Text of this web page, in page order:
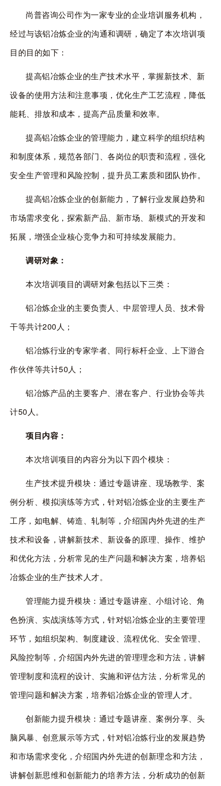
尚普咨询公司作为一家专业的企业培训服务机构，
经过与该铝冶炼企业的沟通和调研，确定了本次培训项
目的目的如下：
提高铝冶炼企业的生产技术水平，掌握新技术、新
设备的使用方法和注意事项，优化生产工艺流程，降低
能耗、排放和成本，提高产品质量和效率。
提高铝冶炼企业的管理能力，建立科学的组织结构
和制度体系，规范各部门、各岗位的职责和流程，强化
安全生产管理和风险控制，提升员工素质和团队协作。
提高铝冶炼企业的创新能力，了解行业发展趋势和
市场需求变化，探索新产品、新市场、新模式的开发和
拓展，增强企业核心竞争力和可持续发展能力。
调研对象：
本次培训项目的调研对象包括以下三类：
铝冶炼企业的主要负责人、中层管理人员、技术骨
干等共计200人；
铝冶炼行业的专家学者、同行标杆企业、上下游合
作伙伴等共计50人；
铝冶炼产品的主要客户、潜在客户、行业协会等共
计50人。
项目内容：
本次培训项目的内容分为以下四个模块：
生产技术提升模块：通过专题讲座、现场教学、案
例分析、模拟演练等方式，针对铝冶炼企业的主要生产
工序，如电解、铸造、轧制等，介绍国内外先进的生产
技术和设备，讲解新技术、新设备的原理、操作、维护
和优化方法，分析常见的生产问题和解决方案，培养铝
冶炼企业的生产技术人才。
管理能力提升模块：通过专题讲座、小组讨论、角
色扮演、实战演练等方式，针对铝冶炼企业的主要管理
环节，如组织架构、制度建设、流程优化、安全管理、
风险控制等，介绍国内外先进的管理理念和方法，讲解
管理制度和流程的设计、实施和评估方法，分析常见的
管理问题和解决方案，培养铝冶炼企业的管理人才。
创新能力提升模块：通过专题讲座、案例分享、头
脑风暴、创意展示等方式，针对铝冶炼行业的发展趋势
和市场需求变化，介绍国内外先进的创新理念和方法，
讲解创新思维和创新能力的培养方法，分析成功的创新